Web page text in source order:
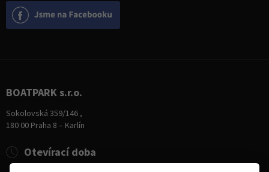
BOATPARK s.r.o.
Sokolovská 359/146 ,
180 00 Praha 8 – Karlín
Otevírací doba